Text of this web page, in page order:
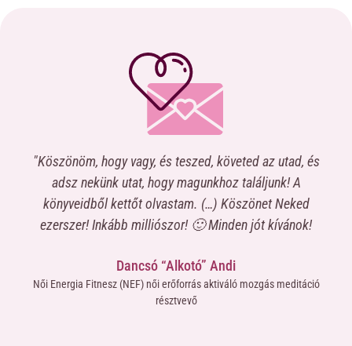
"Köszönöm, hogy vagy, és teszed, követed az utad, és
adsz nekünk utat, hogy magunkhoz találjunk! A
könyveidből kettőt olvastam. (…) Köszönet Neked
ezerszer! Inkább milliószor! 🙂 Minden jót kívánok!
Dancsó “Alkotó” Andi
Női Energia Fitnesz (NEF) női erőforrás aktiváló mozgás meditáció
résztvevő